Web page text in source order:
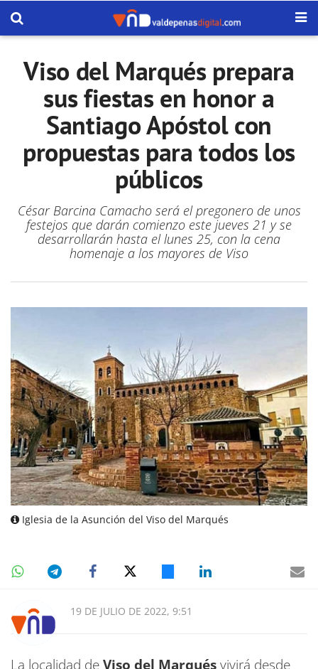
Viso del Marqués prepara
sus fiestas en honor a
Santiago Apóstol con
propuestas para todos los
públicos
César Barcina Camacho será el pregonero de unos
festejos que darán comienzo este jueves 21 y se
desarrollarán hasta el lunes 25, con la cena
homenaje a los mayores de Viso
Iglesia de la Asunción del Viso del Marqués
19 DE JULIO DE 2022, 9:51
La localidad deViso del Marquésvivirá desde